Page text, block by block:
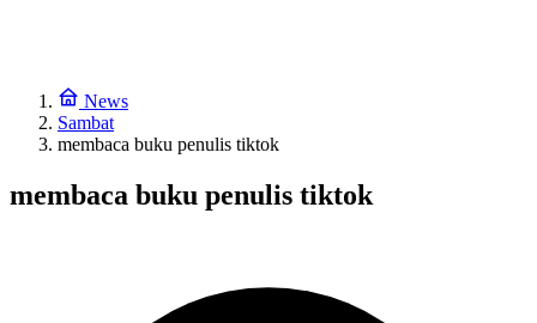
News
Sambat
membaca buku penulis tiktok
membaca buku penulis tiktok